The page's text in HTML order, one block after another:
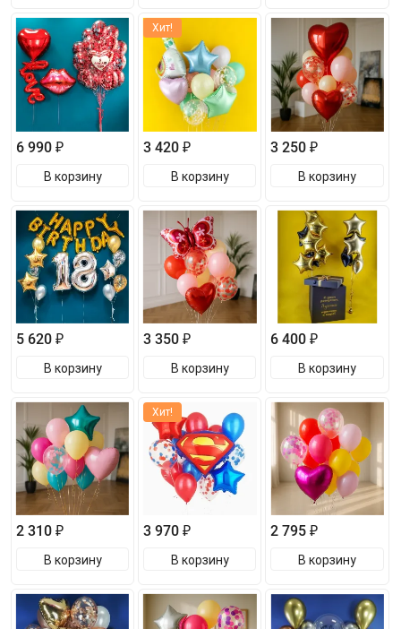
6 990 ₽
В корзину
Хит!
3 420 ₽
В корзину
3 250 ₽
В корзину
5 620 ₽
В корзину
3 350 ₽
В корзину
6 400 ₽
В корзину
2 310 ₽
В корзину
Хит!
3 970 ₽
В корзину
2 795 ₽
В корзину